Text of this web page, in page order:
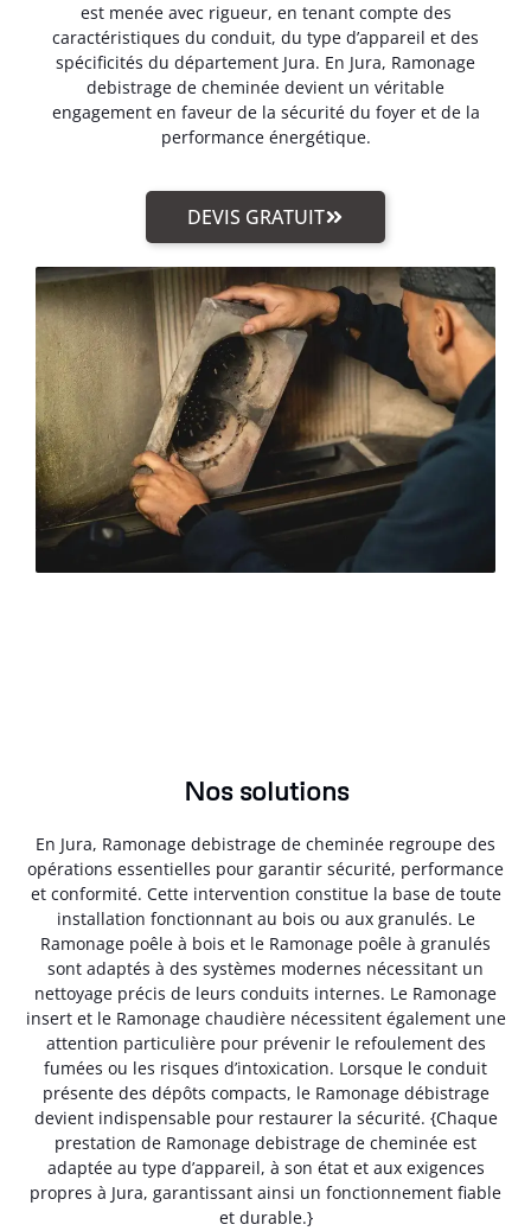
est menée avec rigueur, en tenant compte des
caractéristiques du conduit, du type d’appareil et des
spécificités du département Jura. En Jura, Ramonage
debistrage de cheminée devient un véritable
engagement en faveur de la sécurité du foyer et de la
performance énergétique.
DEVIS GRATUIT
Nos solutions
En Jura, Ramonage debistrage de cheminée regroupe des
opérations essentielles pour garantir sécurité, performance
et conformité. Cette intervention constitue la base de toute
installation fonctionnant au bois ou aux granulés. Le
Ramonage poêle à bois et le Ramonage poêle à granulés
sont adaptés à des systèmes modernes nécessitant un
nettoyage précis de leurs conduits internes. Le Ramonage
insert et le Ramonage chaudière nécessitent également une
attention particulière pour prévenir le refoulement des
fumées ou les risques d’intoxication. Lorsque le conduit
présente des dépôts compacts, le Ramonage débistrage
devient indispensable pour restaurer la sécurité. {Chaque
prestation de Ramonage debistrage de cheminée est
adaptée au type d’appareil, à son état et aux exigences
propres à Jura, garantissant ainsi un fonctionnement fiable
et durable.}